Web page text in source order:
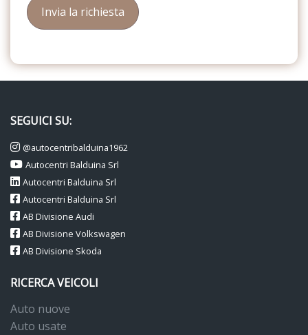
SEGUICI SU:
@autocentribalduina1962
Autocentri Balduina Srl
Autocentri Balduina Srl
Autocentri Balduina Srl
AB Divisione Audi
AB Divisione Volkswagen
AB Divisione Skoda
RICERCA VEICOLI
Auto nuove
Auto usate